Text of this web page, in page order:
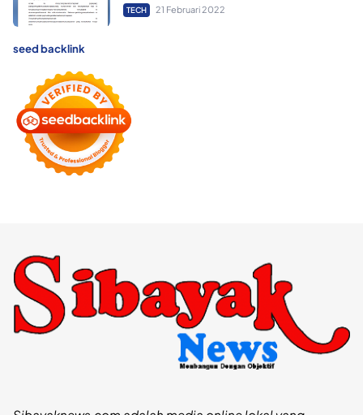
TECH 21 Februari 2022
seed backlink